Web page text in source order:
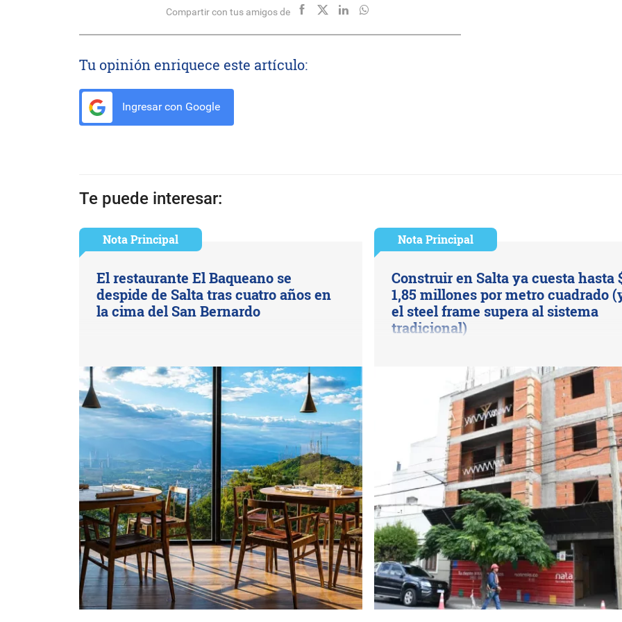
Compartir con tus amigos de
Tu opinión enriquece este artículo:
Ingresar con Google
Te puede interesar:
Nota Principal
El restaurante El Baqueano se
despide de Salta tras cuatro años en
la cima del San Bernardo
Nota Principal
Construir en Salta ya cuesta hasta
1,85 millones por metro cuadrado
el steel frame supera al sistema
tradicional)